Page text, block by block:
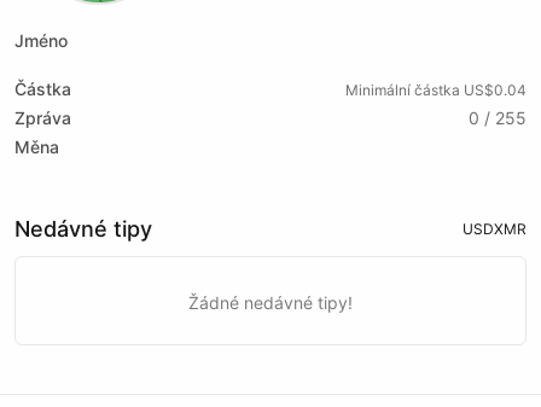
Jméno
Částka Minimální částka US$0.04
Zpráva
0 / 255
Měna
Nedávné tipy USDXMR
Žádné nedávné tipy!